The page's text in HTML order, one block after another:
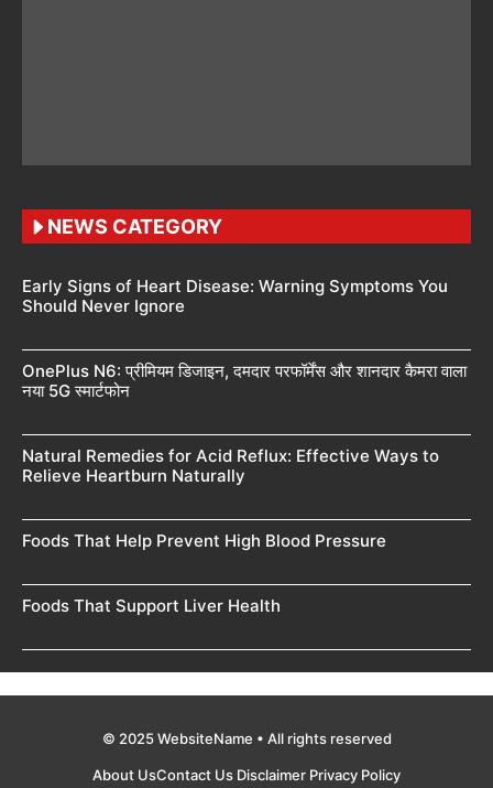
NEWS CATEGORY
Early Signs of Heart Disease: Warning Symptoms You
Should Never Ignore
OnePlus N6: प्रीमियम डिजाइन, दमदार परफॉर्मेंस और शानदार कैमरा वाला
नया 5G स्मार्टफोन
Natural Remedies for Acid Reflux: Effective Ways to
Relieve Heartburn Naturally
Foods That Help Prevent High Blood Pressure
Foods That Support Liver Health
© 2025 WebsiteName • All rights reserved
About UsContact Us Disclaimer Privacy Policy